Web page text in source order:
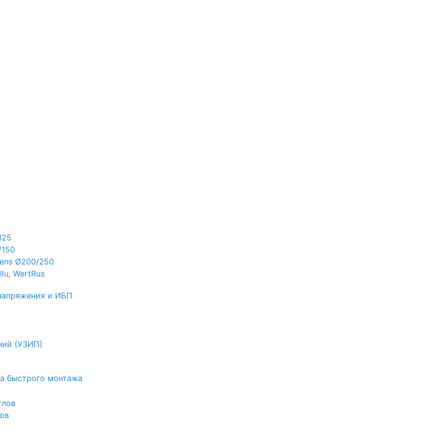
Ø200/250
WertRus
и ИБП
(УЗИП)
быстрого монтажа